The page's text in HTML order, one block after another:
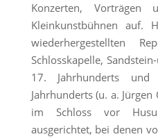
Konzerten, Vorträgen
Kleinkunstbühnen auf.
wiederhergestellten
Schlosskapelle,
17. Jahrhunderts und
Jahrhunderts (u. a.
im Schloss vor
ausgerichtet, bei denen